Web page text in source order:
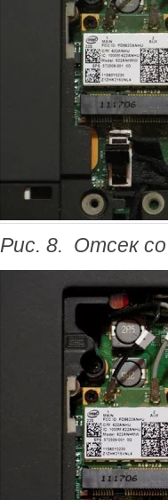
Рис. 8. Отсек